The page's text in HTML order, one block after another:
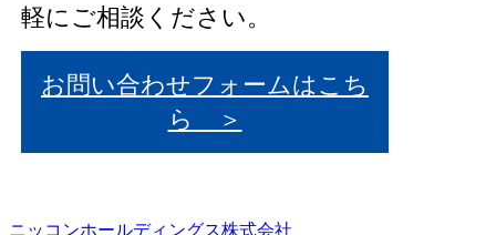
軽にご相談ください。
お問い合わせフォームはこち
ら ＞
ニッコンホールディングス株式会社